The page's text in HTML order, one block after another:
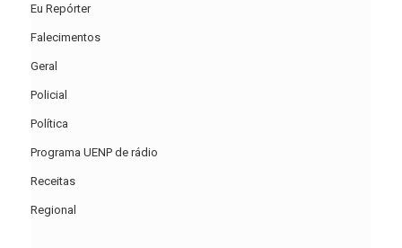
Eu Repórter
Falecimentos
Geral
Policial
Política
Programa UENP de rádio
Receitas
Regional